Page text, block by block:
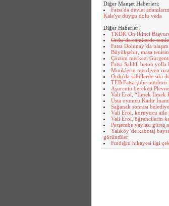
Diğer Manşet Haberleri:
Fatsa'da devlet
Kale'ye duygu dolu veda
Diğer Haberler:
TKDK On İkinci Başvuru
Ordu’da camilerde
Fatsa Dolunay’da
Büyükşehir, masa
Çözüm merkezi
Fatsa Salihli beton yolla
Miniklerin merdiven
Ordu'da sahillerde sıkı
TEB Fatsa şube
Aşurenin bereketi
Vali Erol, “İlmek İlmek
Usta oyuncu Kadir
Sağanak sonrası
Vali Erol, koruyucu aile
Vali Erol, öğrencilerin
Perşembe yaylası güreş
Yalıköy’de kabotaj
görüntüler
Fındığın hikayesi ilgi